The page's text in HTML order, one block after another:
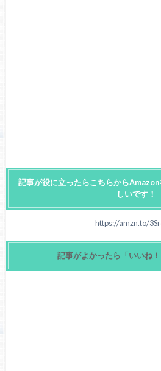
記事が役に立ったらこちらから
しいです！
https://amzn.to/
記事がよかったら「いいね